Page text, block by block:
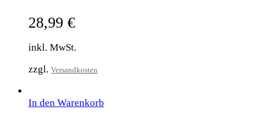
28,99 €
inkl. MwSt.
zzgl. Versandkosten
In den Warenkorb